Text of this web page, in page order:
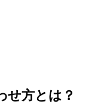
せ方とは？